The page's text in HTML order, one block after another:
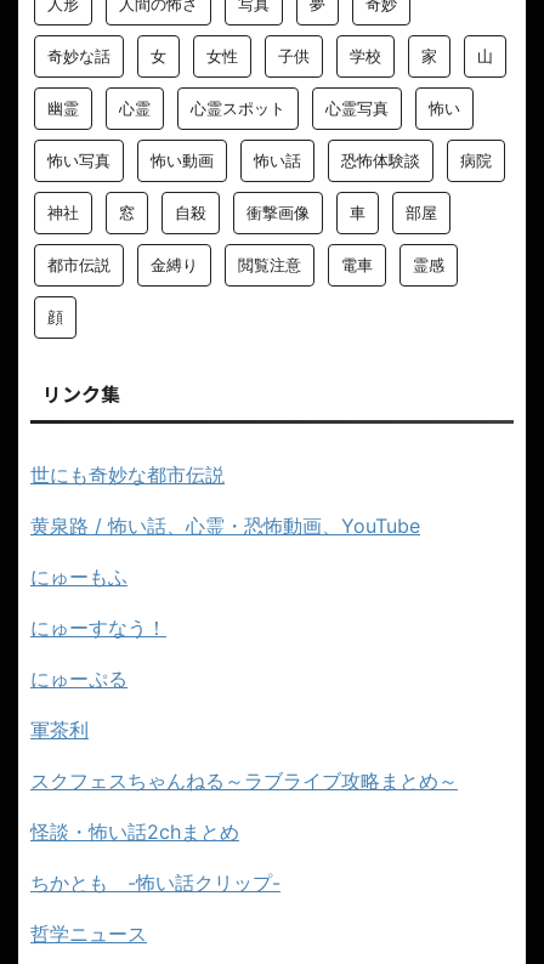
奇妙な話 女 女性 子供 学校 家 山
幽霊 心霊 心霊スポット 心霊写真 怖い
怖い写真 怖い動画 怖い話 恐怖体験談 病院
神社 窓 自殺 衝撃画像 車 部屋
都市伝説 金縛り 閲覧注意 電車 霊感
顔
リンク集
世にも奇妙な都市伝説
黄泉路 / 怖い話、心霊・恐怖動画、YouTube
にゅーもふ
にゅーすなう！
にゅーぷる
軍茶利
スクフェスちゃんねる～ラブライブ攻略まとめ～
怪談・怖い話2chまとめ
ちかとも -怖い話クリップ-
哲学ニュース